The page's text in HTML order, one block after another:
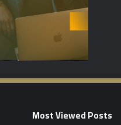
Most Viewed Posts